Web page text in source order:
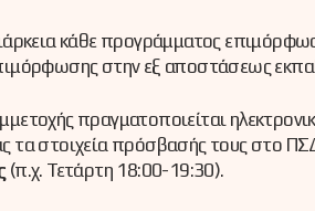
κάθε προγράμματος
στην εξ αποστάσεως
πραγματοποιείται
τα στοιχεία πρόσβασής τους στο
(π.χ. Τετάρτη 18:00-19:30).